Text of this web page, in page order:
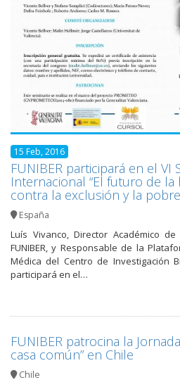
15 Feb, 2016
FUNIBER participará en el VI
Internacional “El futuro de
contra la exclusión y la
España
Luís Vivanco, Director Académico
FUNIBER, y Responsable de la
Médica del Centro de Investigación
participará en el…
FUNIBER patrocina la
casa común” en Chile
Chile